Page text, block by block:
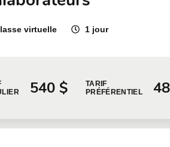
virtuelle 1 jour
540 $
TARIF
PRÉFÉRENTIEL